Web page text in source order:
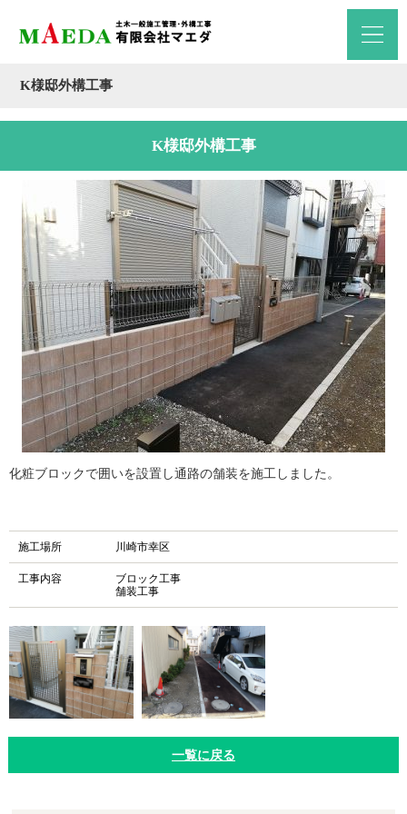
K様邸外構工事
K様邸外構工事
化粧ブロックで囲いを設置し通路の舗装を施工しました。
施工場所 川崎市幸区
工事内容
ブロック工事
舗装工事
一覧に戻る